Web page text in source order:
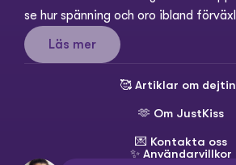
se hur spänning och oro ibland
Läs mer
🥰 Artiklar om
🫶 Om JustKiss
💌 Kontakta oss
✨ Användarvillkor